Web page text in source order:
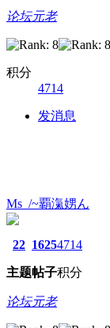
论坛元老
积分
4714
发消息
Ms_/~覇滊娚ん
22
主题
1625
帖子
4714
积分
论坛元老